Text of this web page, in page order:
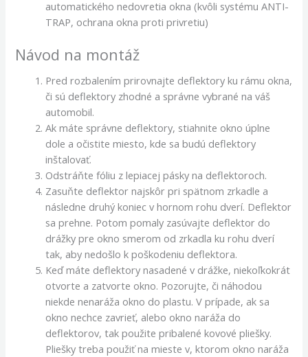
automatického nedovretia okna (kvôli systému ANTI-
TRAP, ochrana okna proti privretiu)
Návod na montáž
Pred rozbalením prirovnajte deflektory ku rámu okna,
či sú deflektory zhodné a správne vybrané na váš
automobil.
Ak máte správne deflektory, stiahnite okno úplne
dole a očistite miesto, kde sa budú deflektory
inštalovať.
Odstráňte fóliu z lepiacej pásky na deflektoroch.
Zasuňte deflektor najskôr pri spätnom zrkadle a
následne druhý koniec v hornom rohu dverí. Deflektor
sa prehne. Potom pomaly zasúvajte deflektor do
drážky pre okno smerom od zrkadla ku rohu dverí
tak, aby nedošlo k poškodeniu deflektora.
Keď máte deflektory nasadené v drážke, niekoľkokrát
otvorte a zatvorte okno. Pozorujte, či náhodou
niekde nenaráža okno do plastu. V prípade, ak sa
okno nechce zavrieť, alebo okno naráža do
deflektorov, tak použite pribalené kovové pliešky.
Pliešky treba použiť na mieste v, ktorom okno naráža